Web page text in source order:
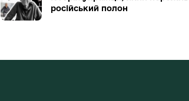
російський полон